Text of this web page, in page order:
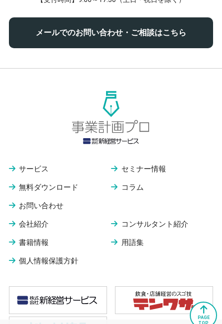
メールでのお問い合わせ・ご相談はこちら
サービス セミナー情報
無料ダウンロード コラム
お問い合わせ
会社紹介 コンサルタント紹介
書籍情報 用語集
個人情報保護方針
PAGE
TOP